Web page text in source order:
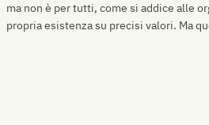
ma non è per tutti, come si addice alle
propria esistenza su precisi valori. Ma